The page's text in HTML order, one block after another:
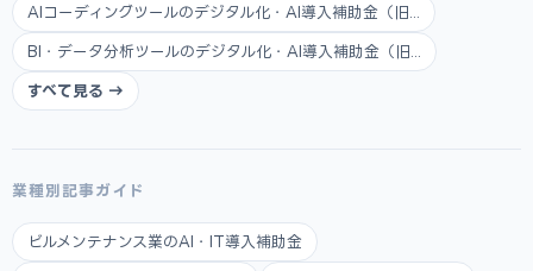
AIコーディングツールのデジタル化・AI導入補助金（旧...
BI・データ分析ツールのデジタル化・AI導入補助金（旧...
すべて見る →
業種別記事ガイド
ビルメンテナンス業のAI・IT導入補助金